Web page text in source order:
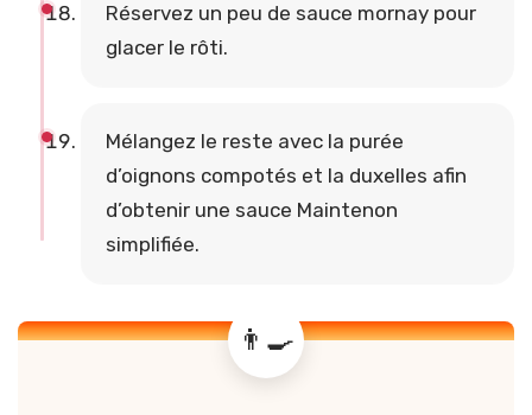
Réservez un peu de sauce mornay pour
glacer le rôti.
Mélangez le reste avec la purée
d’oignons compotés et la duxelles afin
d’obtenir une sauce Maintenon
simplifiée.